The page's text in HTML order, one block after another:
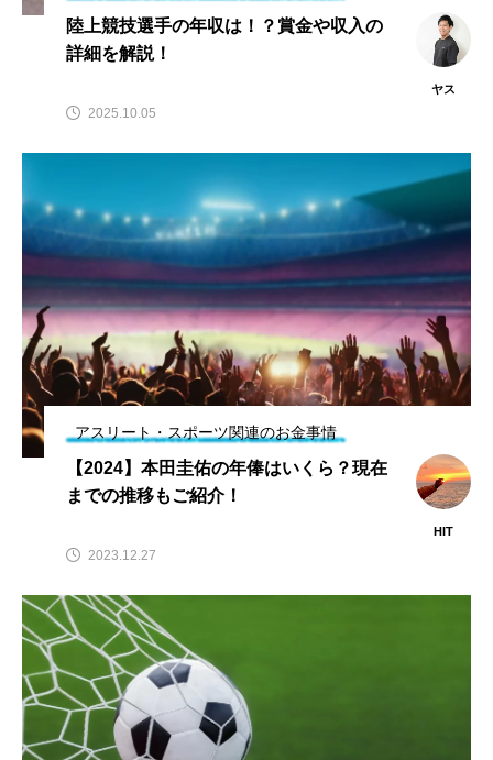
スポーツ辞典 ターン ダイエット
チケット チーム・スクール紹介
トップ選手への道のり
バッター バンジージャンプ
パリオリンピック パリパラリンピック
ブンデスリーガ マスコット ラケット
レジャー レース 下半身 予選
人気上昇スポーツを知る 会場 体重
力士 参加標準記録 問題 国際大会
夏の甲子園・インタビュー特集 大学
山口県岩国市 広島市佐伯区
練習 習い事
腕 腕立て伏せ
自動車 言葉 資格
陸上競技選手の年収は！？賞金や収入の
詳細を解説！
ヤス
2025.10.05
アスリート・スポーツ関連のお金事情
【2024】本田圭佑の年俸はいくら？現在
までの推移もご紹介！
HIT
2023.12.27